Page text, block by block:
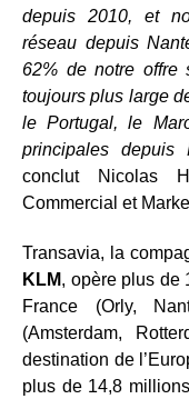
depuis 2010, et
réseau depuis
62% de notre offre
toujours plus large
le Portugal, le
principales depuis
conclut Nicolas
Commercial et
Transavia, la
KLM, opère plus de
France (Orly,
(Amsterdam,
destination de
plus de 14,8